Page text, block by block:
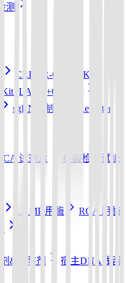
测
CRISPR-Cas13a Kit
Kit (LAMP+Cas12b)
sgRNA 制备
Reporter
试剂盒
核酸检测试纸
LAMP 用酶
RCA 用酶
&预防剂 宿主DNA残留